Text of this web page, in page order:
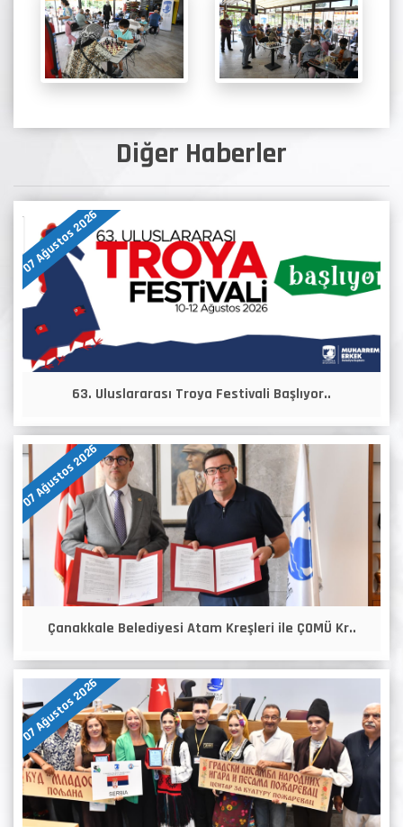
Diğer Haberler
07 Ağustos 2026
63. Uluslararası Troya Festivali Başlıyor..
07 Ağustos 2026
Çanakkale Belediyesi Atam Kreşleri ile ÇOMÜ Kr..
07 Ağustos 2026